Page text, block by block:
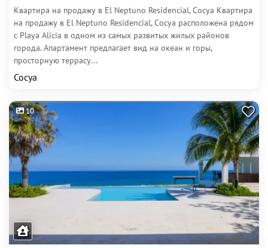
Квартира на продажу в El Neptuno Residencial, Сосуа Квартира
на продажу в El Neptuno Residencial, Сосуа расположена рядом
с Playa Alicia в одном из самых развитых жилых районов
города. Апартамент предлагает вид на океан и горы,
просторную террасу...
Сосуа
10